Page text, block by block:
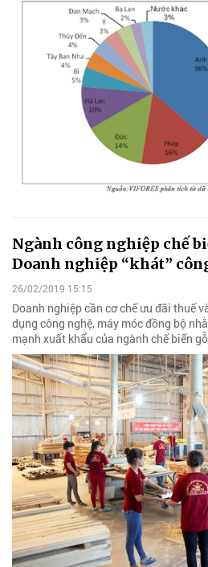
Ngành công nghiệp chế
Doanh nghiệp “khát”
26/02/2019 15:15
Doanh nghiệp cần cơ chế ưu đãi thuế
dụng công nghệ, máy móc đồng bộ
mạnh xuất khẩu của ngành chế biến